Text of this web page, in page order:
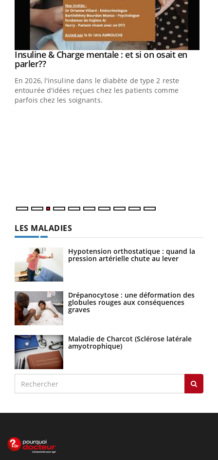
Youtube
Insuline & Charge mentale : et si on osait en
parler??Youtube
En 2026, l'insuline dans le diabète de type 2 reste
entourée d'idées reçues chez les patients comme
parfois chez les soignants.
LES MALADIES
Hypotension orthostatique : quand la
pression artérielle chute au lever
Drépanocytose : une déformation des
globules rouges aux conséquences
graves
Maladie de Charcot (Sclérose latérale
amyotrophique)